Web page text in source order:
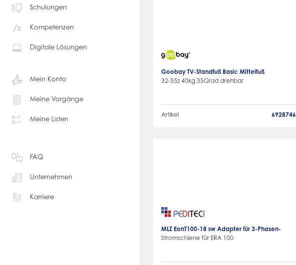
Schulungen
Kompetenzen
Digitale Lösungen
Mein Konto
Meine Vorgänge
Meine Listen
FAQ
Unternehmen
Karriere
Goobay TV-Standfuß Basic Mittelfuß
32-55z 40kg 35Grad drehbar
Artikel 6928746
MLZ EonT100-18 sw Adapter für 3-Phasen-
Stromschiene für ERA 100